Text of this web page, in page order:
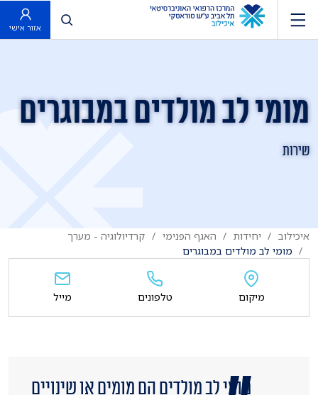
פתח חיפוש
אזור אישי
מומי לב מולדים במבוגרים
שירות
איכילוב יחידות האגף הפנימי
קרדיולוגיה - מערך
מומי לב מולדים במבוגרים
מומי לב מולדים הם מומים או שינויים
מיקום טלפונים מייל